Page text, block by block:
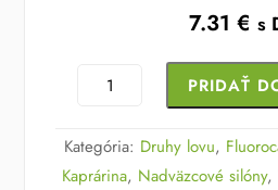
7.31€ s
množstvo
GARDNER
Zig
PRIDAŤ
Kategória: Druhy lovu,
Kaprárina, Nadväzcové silóny,